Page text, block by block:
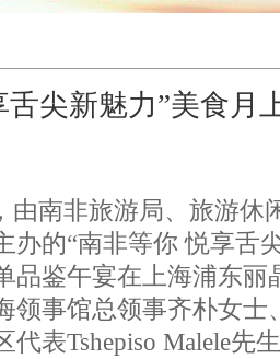
舌尖新魅力”美食月
由南非旅游局、旅游休
办的“南非等你 悦享舌
品鉴午宴在上海浦东丽
领事馆总领事齐朴女士
代表Tshepiso Malele先